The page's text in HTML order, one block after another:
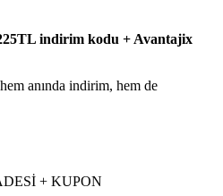
indirim kodu + Avantajix
anında indirim, hem de
+ KUPON